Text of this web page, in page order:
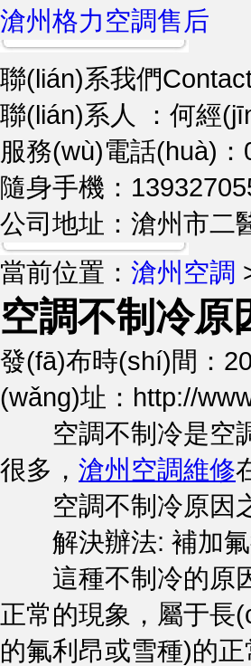
滄州格力空調售后
聯(lián)系我們
聯(lián)系人 ：何經
服務(wù)電話(huà)
隨身手機：
公司地址：滄州市二
當前位置： 滄州空調
空調不制冷原
發(fā)布時(shí)間：
(wǎng)址：http://
空調不制冷是空調
很多， 滄州空調維修
空調不制冷原因之
解決辦法: 補加氟
這種不制冷的原因
正常的現象，屬
的氟利昂或雪種)的